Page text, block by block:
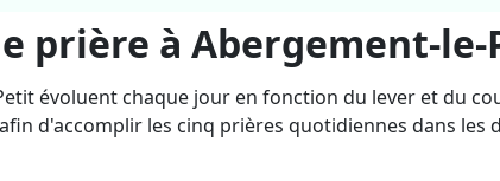
prière à Abergement-
évoluent chaque jour en fonction du lever et du
d'accomplir les cinq prières quotidiennes dans